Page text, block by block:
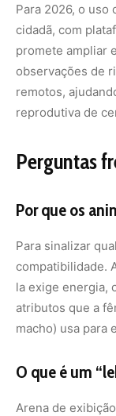
Para 2026, o uso
cidadã, com
promete ampliar
observações de
remotos,
reprodutiva de
Perguntas
Por que os
Para sinalizar
compatibilidade.
la exige energia,
atributos que a
macho) usa para
O que é um
Arena de